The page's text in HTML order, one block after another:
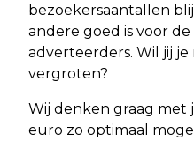
bezoekersaantallen
andere goed is voor
adverteerders. Wil jij
vergroten?
Wij denken graag met
euro zo optimaal